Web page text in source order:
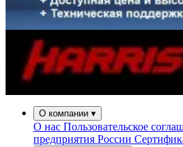
О компании ▾
О нас Пользовательское
предприятия России